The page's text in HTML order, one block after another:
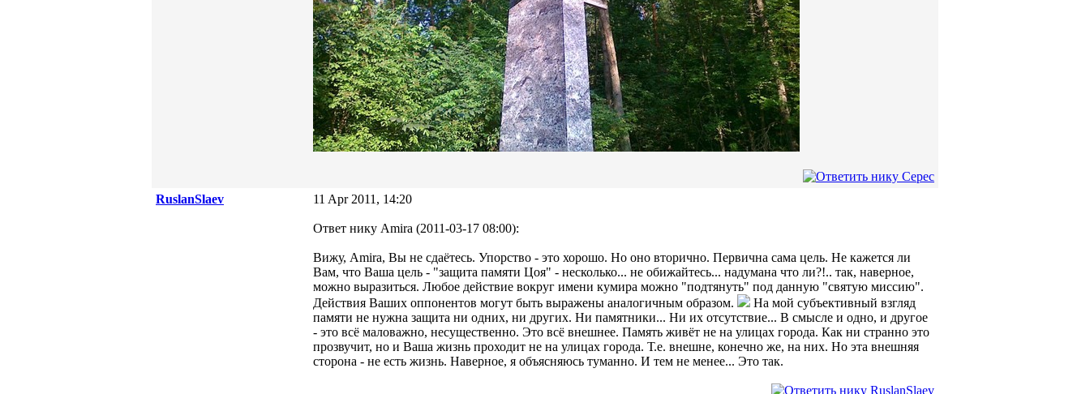
RuslanSlaev 11 Apr 2011, 14:20
Ответ нику Amira (2011-03-17 08:00):
Вижу, Amira, Вы не сдаётесь. Упорство - это хорошо. Но оно вторично. Первична сама цель. Не кажется ли
Вам, что Ваша цель - "защита памяти Цоя" - несколько... не обижайтесь... надумана что ли?!.. так, наверное,
можно выразиться. Любое действие вокруг имени кумира можно "подтянуть" под данную "святую миссию".
Действия Ваших оппонентов могут быть выражены аналогичным образом.
На мой субъективный взгляд
памяти не нужна защита ни одних, ни других. Ни памятники... Ни их отсутствие... В смысле и одно, и другое
- это всё маловажно, несущественно. Это всё внешнее. Память живёт не на улицах города. Как ни странно это
прозвучит, но и Ваша жизнь проходит не на улицах города. Т.е. внешне, конечно же, на них. Но эта внешняя
сторона - не есть жизнь. Наверное, я объясняюсь туманно. И тем не менее... Это так.